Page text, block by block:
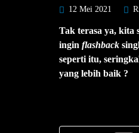
12 Mei 2021
Tak terasa ya, kita
ingin flashback
seperti itu,
yang lebih baik ?